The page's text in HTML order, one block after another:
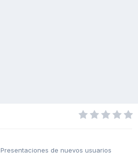
Presentaciones de nuevos usuarios